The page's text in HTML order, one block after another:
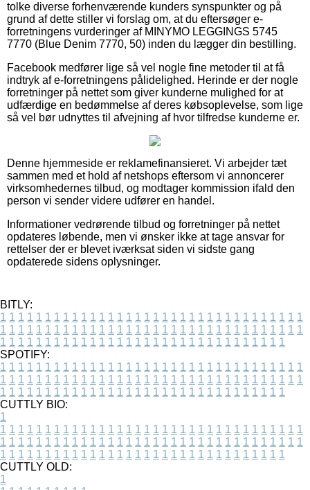
tolke diverse forhenværende kunders synspunkter og på
grund af dette stiller vi forslag om, at du eftersøger e-
forretningens vurderinger af MINYMO LEGGINGS 5745
7770 (Blue Denim 7770, 50) inden du lægger din bestilling.
Facebook medfører lige så vel nogle fine metoder til at få
indtryk af e-forretningens pålidelighed. Herinde er der nogle
forretninger på nettet som giver kunderne mulighed for at
udfærdige en bedømmelse af deres købsoplevelse, som lige
så vel bør udnyttes til afvejning af hvor tilfredse kunderne er.
Denne hjemmeside er reklamefinansieret. Vi arbejder tæt
sammen med et hold af netshops eftersom vi annoncerer
virksomhedernes tilbud, og modtager kommission ifald den
person vi sender videre udfører en handel.
Informationer vedrørende tilbud og forretninger på nettet
opdateres løbende, men vi ønsker ikke at tage ansvar for
rettelser der er blevet iværksat siden vi sidste gang
opdaterede sidens oplysninger.
BITLY:
1 1 1 1 1 1 1 1 1 1 1 1 1 1 1 1 1 1 1 1 1 1 1 1 1 1 1 1 1 1 1 1 1 1
1 1 1 1 1 1 1 1 1 1 1 1 1 1 1 1 1 1 1 1 1 1 1 1 1 1 1 1 1 1 1 1 1 1
1 1 1 1 1 1 1 1 1 1 1 1 1 1 1 1 1 1 1 1 1 1 1 1 1 1 1 1 1 1 1 1
SPOTIFY:
1 1 1 1 1 1 1 1 1 1 1 1 1 1 1 1 1 1 1 1 1 1 1 1 1 1 1 1 1 1 1 1 1 1
1 1 1 1 1 1 1 1 1 1 1 1 1 1 1 1 1 1 1 1 1 1 1 1 1 1 1 1 1 1 1 1 1 1
1 1 1 1 1 1 1 1 1 1 1 1 1 1 1 1 1 1 1 1 1 1 1 1 1 1 1 1 1 1 1 1
CUTTLY BIO:
1
1 1 1 1 1 1 1 1 1 1 1 1 1 1 1 1 1 1 1 1 1 1 1 1 1 1 1 1 1 1 1 1 1 1
1 1 1 1 1 1 1 1 1 1 1 1 1 1 1 1 1 1 1 1 1 1 1 1 1 1 1 1 1 1 1 1 1 1
1 1 1 1 1 1 1 1 1 1 1 1 1 1 1 1 1 1 1 1 1 1 1 1 1 1 1 1 1 1 1 1
CUTTLY OLD:
1